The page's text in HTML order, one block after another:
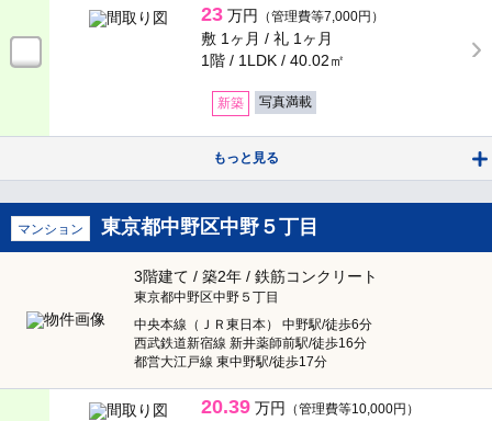
23 万円 （管理費等7,000円）
敷 1ヶ月 / 礼 1ヶ月
1階 / 1LDK / 40.02㎡
新築 写真満載
もっと見る
マンション 東京都中野区中野５丁目
3階建て / 築2年 / 鉄筋コンクリート
東京都中野区中野５丁目
中央本線（ＪＲ東日本） 中野駅/徒歩6分
西武鉄道新宿線 新井薬師前駅/徒歩16分
都営大江戸線 東中野駅/徒歩17分
20.39 万円 （管理費等10,000円）
インターネット対応
有線
セキュリティ
TVインターフォン
24時間緊急対応
管理人あり ディンプルキー